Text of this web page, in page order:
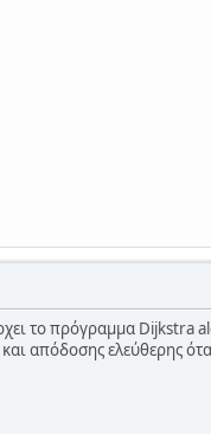
το πρόγραμμα Dijkstra
απόδοσης ελεύθερης